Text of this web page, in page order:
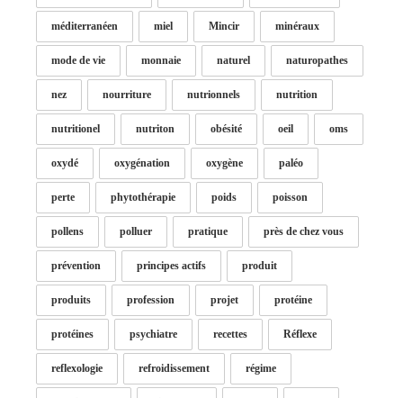
méditerranéen miel Mincir minéraux
mode de vie monnaie naturel naturopathes
nez nourriture nutrionnels nutrition
nutritionel nutriton obésité oeil oms
oxydé oxygénation oxygène paléo
perte phytothérapie poids poisson
pollens polluer pratique près de chez vous
prévention principes actifs produit
produits profession projet protéine
protéines psychiatre recettes Réflexe
reflexologie refroidissement régime